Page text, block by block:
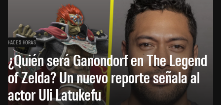
HACE 5 HORAS
¿Quién será Ganondorf en The Legend
of Zelda? Un nuevo reporte señala al
actor Uli Latukefu